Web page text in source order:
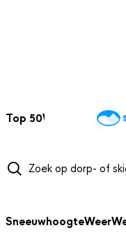
Top 50Webcams
SneeuwhoogteWeer